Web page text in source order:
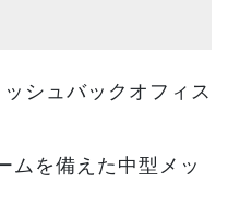
シュバックオフィス
ムを備えた中型メッ